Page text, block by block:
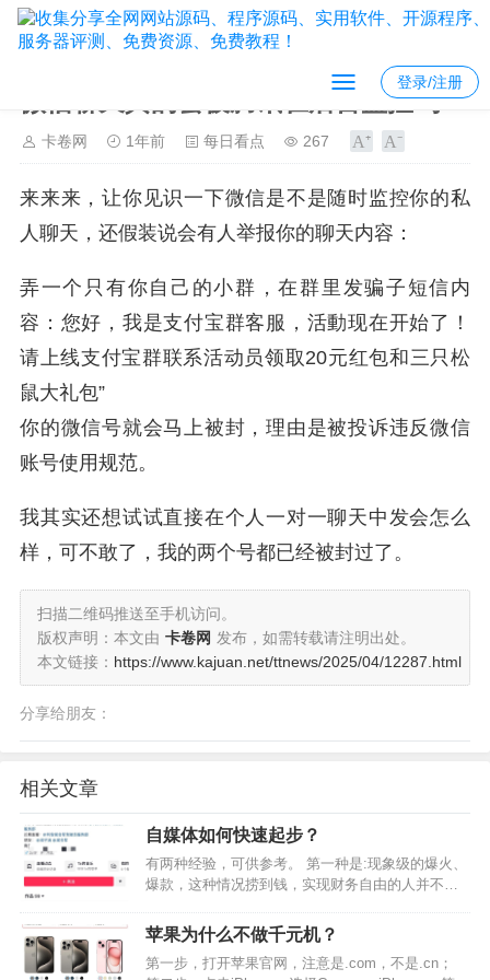
登录/注册
微信聊天真的会被腾讯在后台监控吗？
卡卷网 1年前 每日看点 267
来来来，让你见识一下微信是不是随时监控你的私
人聊天，还假装说会有人举报你的聊天内容：
弄一个只有你自己的小群，在群里发骗子短信内
容：您好，我是支付宝群客服，活動现在开始了！
请上线支付宝群联系活动员领取20元红包和三只松
鼠大礼包”
你的微信号就会马上被封，理由是被投诉违反微信
账号使用规范。
我其实还想试试直接在个人一对一聊天中发会怎么
样，可不敢了，我的两个号都已经被封过了。
扫描二维码推送至手机访问。
版权声明：本文由 卡卷网 发布，如需转载请注明出处。
本文链接： https://www.kajuan.net/ttnews/2025/04/12287.html
分享给朋友：
相关文章
自媒体如何快速起步？
有两种经验，可供参考。 第一种是:现象级的爆火、
爆款，这种情况捞到钱，实现财务自由的人并不
号可以火、可以短时间内赚到普通人一辈子赚不到
的钱，他们自己也不一定能说清楚，因为赶上了风
口（内外部情况）。…
苹果为什么不做千元机？
第一步，打开苹果官网，注意是.com，不是.cn；